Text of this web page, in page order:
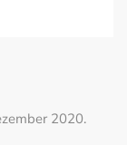
2020.